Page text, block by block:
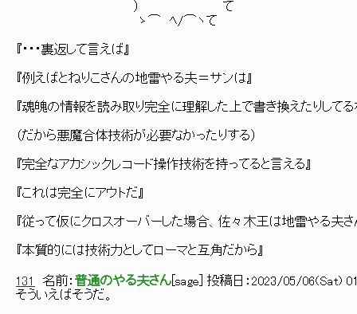
） て
ゝ⌒ ﾍ/⌒ヽて
『・・・裏返して言えば』
『例えばとねりこさんの地雷やる夫＝サンは』
『魂魄の情報を読み取り完全に理解した上で書き換えたりしてる
（だから悪魔合体技術が必要なかったりする）
『完全なアカシックレコード操作技術を持ってると言える』
『これは完全にアウトだ』
『従って仮にクロスオーバーした場合、佐々木王は地雷やる夫
『本質的には技術力としてローマと互角だから』
131 名前： 普通のやる夫さん sage ] 投稿日： 2023/05/06(Sat)
そういえばそうだ。